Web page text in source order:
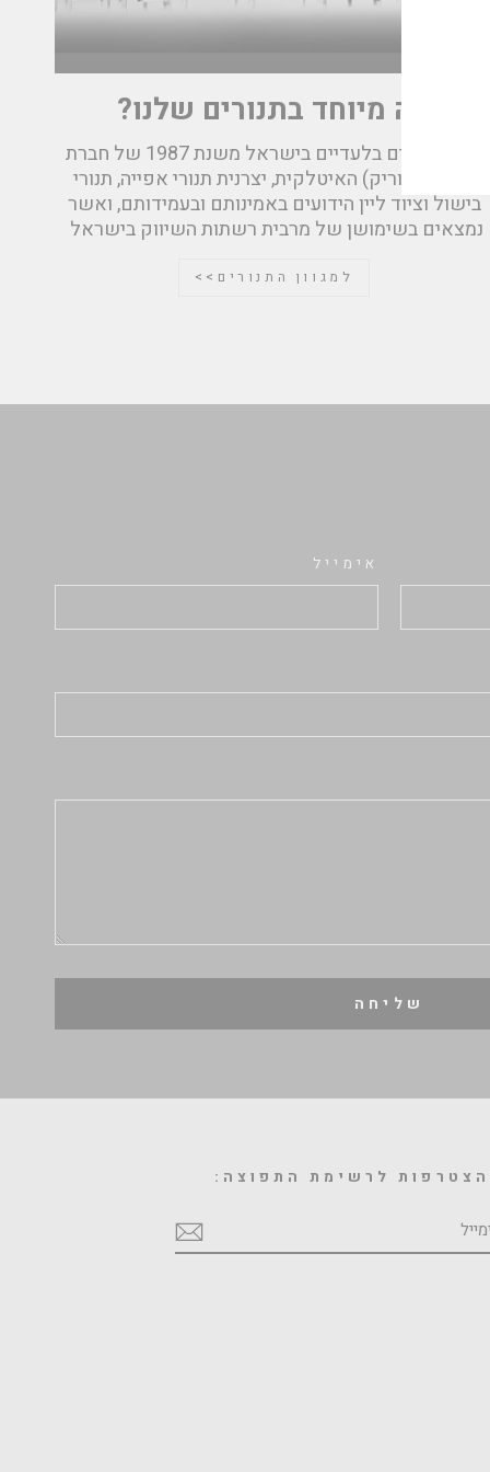
מה מיוחד בתנורים שלנו?
אנחנו נציגים בלעדיים בישראל משנת 1987 של חברת
Giorik (גיוריק) האיטלקית, יצרנית תנורי אפייה, תנורי
בישול וציוד ליין הידועים באמינותם ובעמידותם, ואשר
נמצאים בשימושן של מרבית רשתות השיווק בישראל
למגוון התנורים>>
אימייל
שליחה
לרשימת התפוצה: